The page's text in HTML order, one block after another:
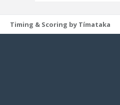
Timing & Scoring by Tímataka